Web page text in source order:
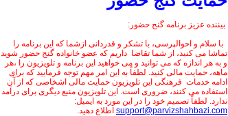
بیننده عزیز برنامه گنج حضور:
با سلام و احوالپرسی، با تشکر و قدردانی ازشما که این برنامه را
تماشا می کنید، از شما تقاضا داریم که عضو خانواده گنج حضور شوید
و به هر اندازه که می توانید و می خواهید این برنامه و تلویزیون را ،هر
ماهه، حمایت مالی کنید. لطفاً به این امر مهم توجه فرمایید که برای
ادامه خدمات فرهنگی این تلویزیون حمایت مالی اشخاصی که از آن
استفاده می کنند، ضروری است. این تلویزیون منبع دیگری برای درآمد
ندارد. لطفاً تصمیم خود را در این مورد به ایمیل:
support@parvizshahbazi.com اطلاع دهید.